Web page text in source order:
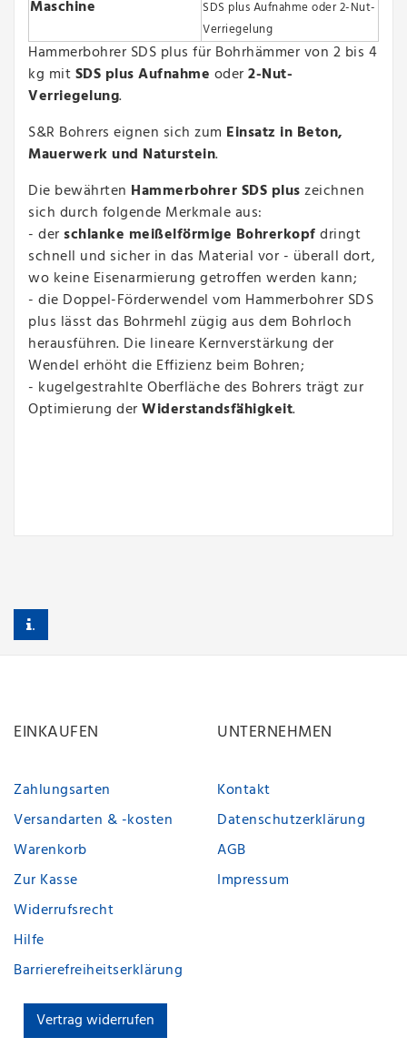
Maschine
SDS plus Aufnahme oder 2-Nut-
Verriegelung
Hammerbohrer SDS plus für Bohrhämmer von 2 bis 4
kg mitSDS plus Aufnahme oder2-Nut-
Verriegelung.
S&R Bohrers eignen sich zum Einsatz in Beton,
Mauerwerk und Naturstein.
Die bewährten Hammerbohrer SDS pluszeichnen
sich durch folgende Merkmale aus:
- derschlanke meißelförmige Bohrerkopfdringt
schnell und sicher in das Material vor - überall dort,
wo keine Eisenarmierung getroffen werden kann;
- die Doppel-Förderwendel vom Hammerbohrer SDS
plus lässt das Bohrmehl zügig aus dem Bohrloch
herausführen. Die lineare Kernverstärkung der
Wendel erhöht die Effizienz beim Bohren;
- kugelgestrahlte Oberfläche des Bohrers trägt zur
Optimierung derWiderstandsfähigkeit.
EINKAUFEN
Zahlungsarten
Versandarten & -kosten
Warenkorb
Zur Kasse
Widerrufsrecht
Hilfe
Barrierefreiheitserklärung
Vertrag widerrufen
UNTERNEHMEN
Kontakt
Datenschutzerklärung
AGB
Impressum